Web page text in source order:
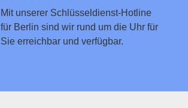
Mit unserer Schlüsseldienst-Hotline
für Berlin sind wir rund um die Uhr für
Sie erreichbar und verfügbar.